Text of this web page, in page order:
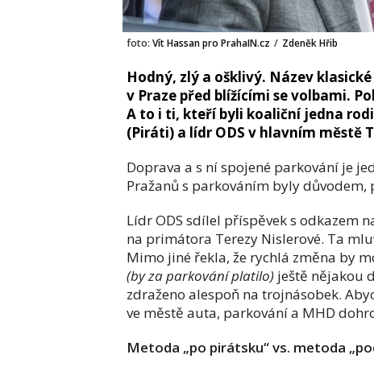
foto: Vít Hassan pro PrahaIN.cz / Zdeněk Hřib
Hodný, zlý a ošklivý. Název
v Praze před blížícími se volbami.
A to i ti, kteří byli koaliční jedna
(Piráti) a lídr ODS v hlavním městě
Doprava a s ní spojené parkování je
Pražanů s parkováním byly
Lídr ODS sdílel příspěvek s odkazem
na primátora Terezy Nislerové. Ta
Mimo jiné řekla, že rychlá změna by
(by za parkování platilo) ještě nějakou
zdraženo alespoň na trojnásobek.
ve městě auta, parkování a MHD
Metoda „po pirátsku“ vs. metoda